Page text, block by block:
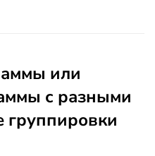
или
с разными
группировки